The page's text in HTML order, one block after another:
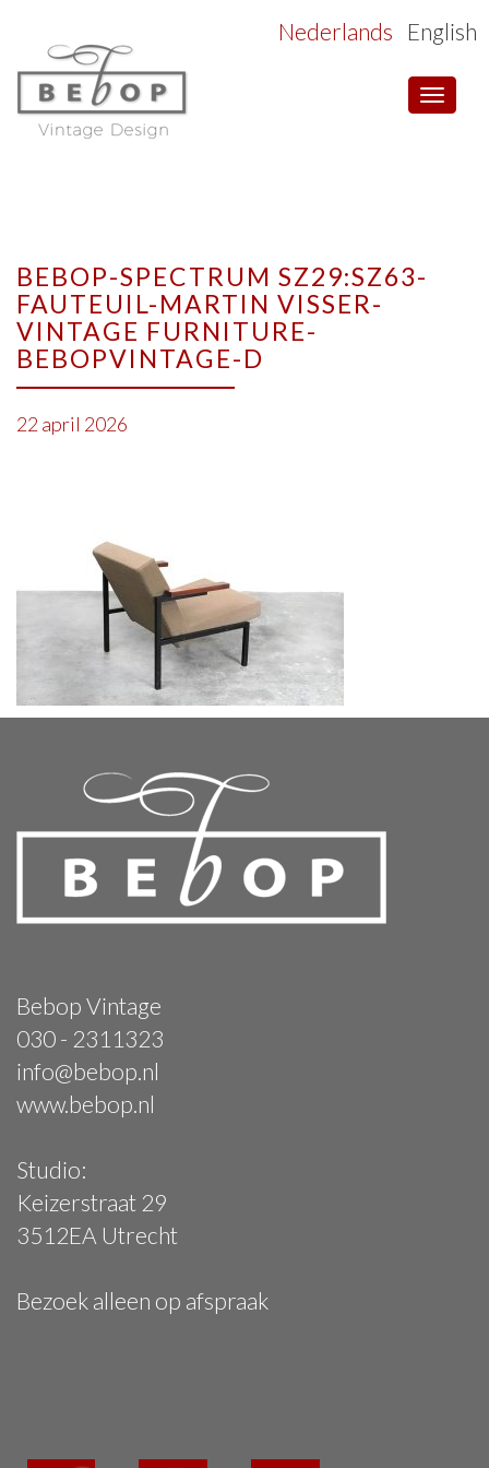
Toggle
Nederlands English
BEBOP-SPECTRUM SZ29:SZ63-
FAUTEUIL-MARTIN VISSER-
VINTAGE FURNITURE-
BEBOPVINTAGE-D
22 april 2026
Bebop Vintage
030 - 2311323
info@bebop.nl
www.bebop.nl
Studio:
Keizerstraat 29
3512EA Utrecht
Bezoek alleen op afspraak